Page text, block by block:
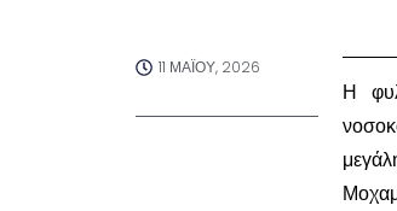
11 ΜΑΪ́ΟΥ, 2026
​Η